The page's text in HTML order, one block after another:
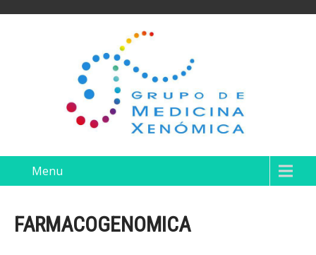
Menu
FARMACOGENOMICA